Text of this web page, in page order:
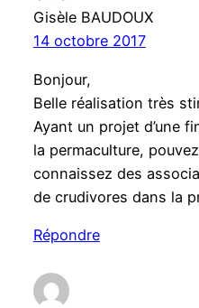
Gisèle BAUDOUX
14 octobre 2017
Bonjour,
Belle réalisation très
Ayant un projet d’une
la permaculture,
connaissez des
de crudivores dans la
Répondre